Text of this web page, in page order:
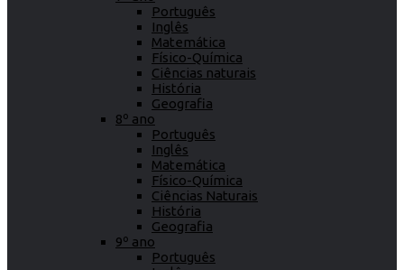
Português
Inglês
Matemática
Físico-Química
Ciências naturais
História
Geografia
8º ano
Português
Inglês
Matemática
Físico-Química
Ciências Naturais
História
Geografia
9º ano
Português